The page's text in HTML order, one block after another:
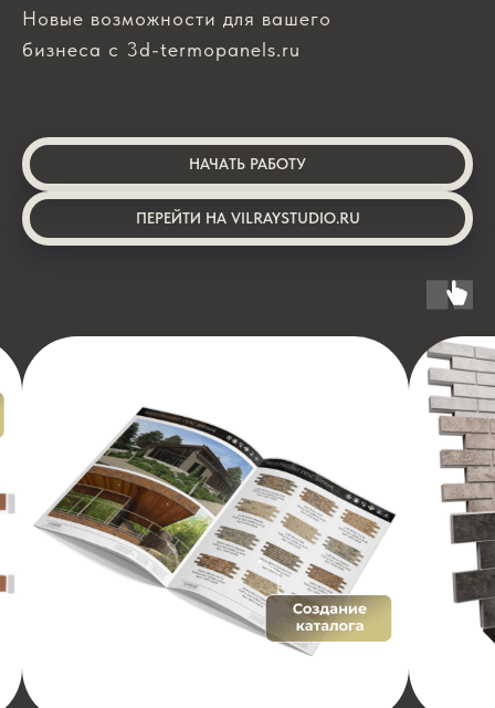
Новые возможности для вашего
бизнеса с 3d-termopanels.ru
НАЧАТЬ РАБОТУ
ПЕРЕЙТИ НА VILRAYSTUDIO.RU